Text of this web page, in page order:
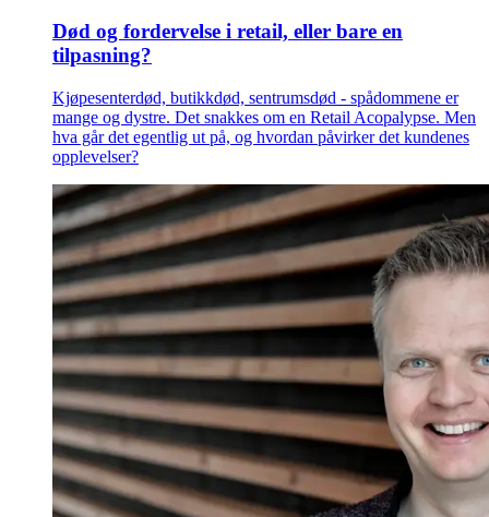
Død og fordervelse i retail, eller bare en
tilpasning?
Kjøpesenterdød, butikkdød, sentrumsdød - spådommene er
mange og dystre. Det snakkes om en Retail Acopalypse. Men
hva går det egentlig ut på, og hvordan påvirker det kundenes
opplevelser?